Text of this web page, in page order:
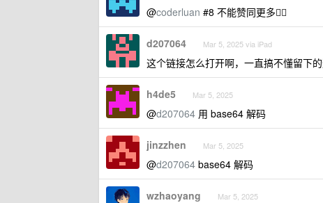
@coderluan #8 不能赞同更多👍🏻
d207064 Mar 5, 2025 via iPad
这个链接怎么打开啊，一直搞不懂留下
h4de5 Mar 5, 2025
@d207064 用 base64 解码
jinzzhen Mar 5, 2025
@d207064 base64 解码
wzhaoyang Mar 5, 2025